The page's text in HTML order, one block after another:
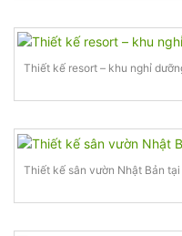
Thiết kế resort – khu nghỉ
Thiết kế sân vườn Nhật Bản